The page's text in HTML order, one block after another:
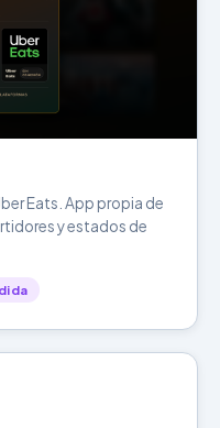
Eats. App propia de
y estados de